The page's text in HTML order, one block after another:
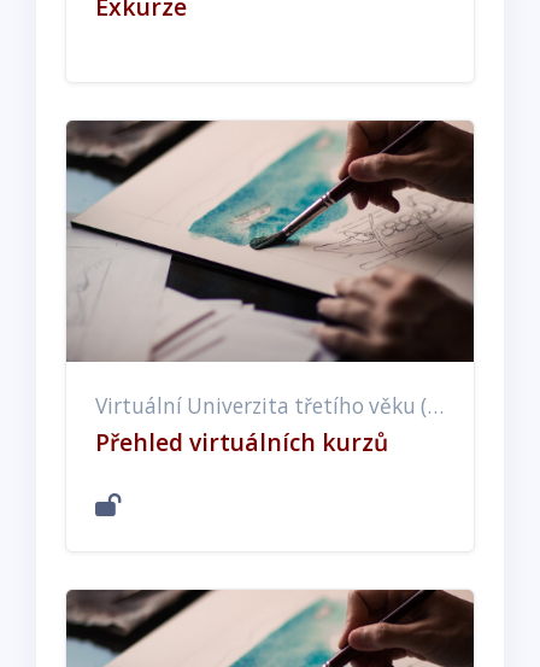
Exkurze
Virtuální Univerzita třetího věku (EX, ET, EE)
Přehled virtuálních kurzů